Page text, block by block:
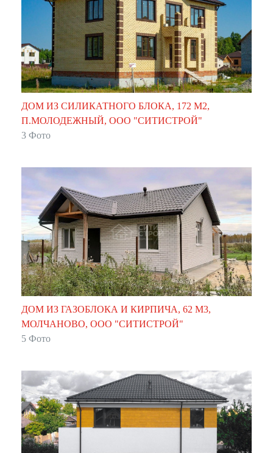
ДОМ ИЗ СИЛИКАТНОГО БЛОКА, 172 М2,
П.МОЛОДЕЖНЫЙ, ООО "СИТИСТРОЙ"
3 Фото
ДОМ ИЗ ГАЗОБЛОКА И КИРПИЧА, 62 М3,
МОЛЧАНОВО, ООО "СИТИСТРОЙ"
5 Фото